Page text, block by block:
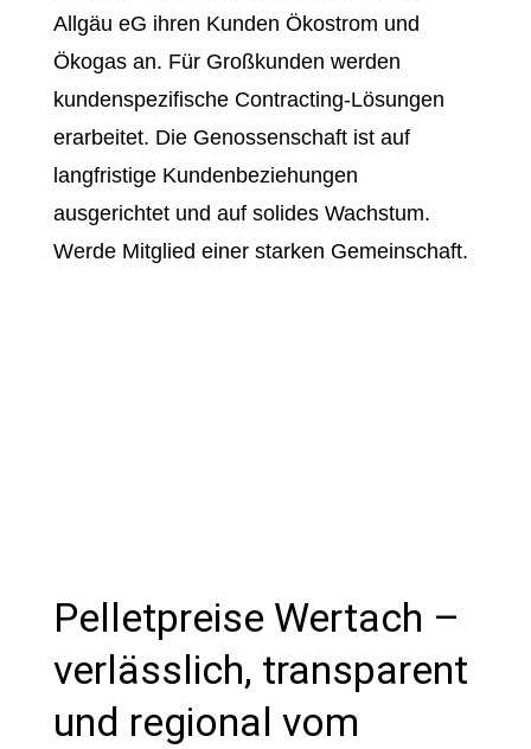
Allgäu eG ihren Kunden Ökostrom und
Ökogas an. Für Großkunden werden
kundenspezifische Contracting-Lösungen
erarbeitet. Die Genossenschaft ist auf
langfristige Kundenbeziehungen
ausgerichtet und auf solides Wachstum.
Werde Mitglied einer starken Gemeinschaft.
Pelletpreise Wertach –
verlässlich, transparent
und regional vom